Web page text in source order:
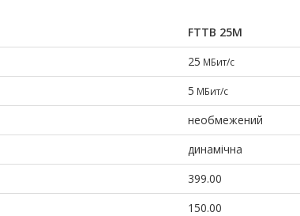
FTTB 25М
25 МБит/с
5 МБит/с
необмежений
динамічна
399.00
150.00